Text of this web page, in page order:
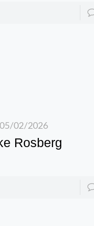
05/02/2026
Rosberg